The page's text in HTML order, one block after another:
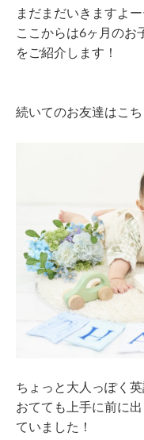
まだまだいきますよー
ここからは6ヶ月のお
をご紹介します！
続いてのお友達はこち
ちょっと大人っぽく
おてても上手に前に
ていました！